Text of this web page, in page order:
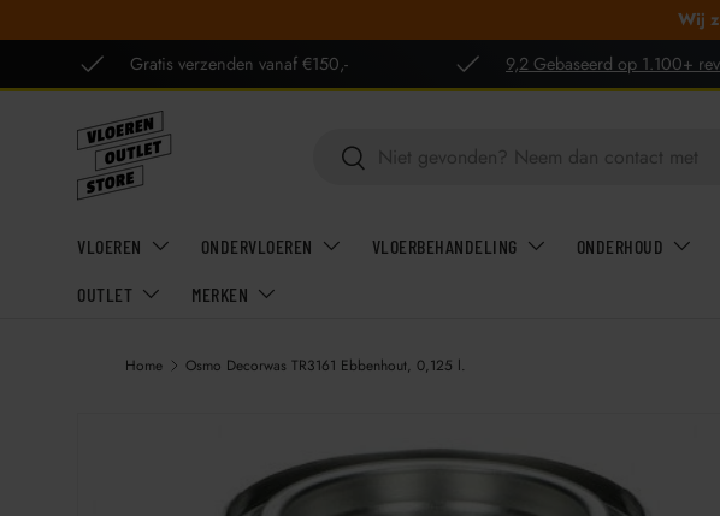
GA NAAR INHOUD
Wij
Gratis verzenden vanaf €150,-
9,2 Gebaseerd op 1.100+
Zoeken
Zoeken
VLOEREN ONDERVLOEREN VLOERBEHANDELING ONDERHOUD
OUTLET MERKEN
Home Osmo Decorwas TR3161 Ebbenhout, 0,125 l.